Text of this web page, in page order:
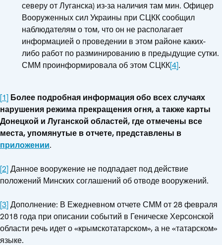
северу от Луганска) из-за наличия там мин. Офицер
Вооруженных сил Украины при СЦКК сообщил
наблюдателям о том, что он не располагает
информацией о проведении в этом районе каких-
либо работ по разминированию в предыдущие сутки.
СММ проинформировала об этом СЦКК[4].
[1] Более подробная информация обо всех случаях
нарушения режима прекращения огня, а также карты
Донецкой и Луганской областей, где отмечены все
места, упомянутые в отчете, представлены в
приложении.
[2]Данное вооружение не подпадает под действие
положений Минских соглашений об отводе вооружений.
[3]Дополнение: В Ежедневном отчете СММ от 28 февраля
2018 года при описании событий в Геническе Херсонской
области речь идет о «крымскотатарском», а не «татарском»
языке.